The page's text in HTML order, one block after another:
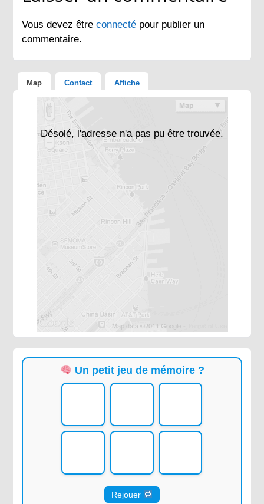
Vous devez êtreconnecté pour publier un
commentaire.
Map Contact Affiche
Désolé, l'adresse n'a pas pu être trouvée.
Un petit jeu de mémoire ?
Rejouer